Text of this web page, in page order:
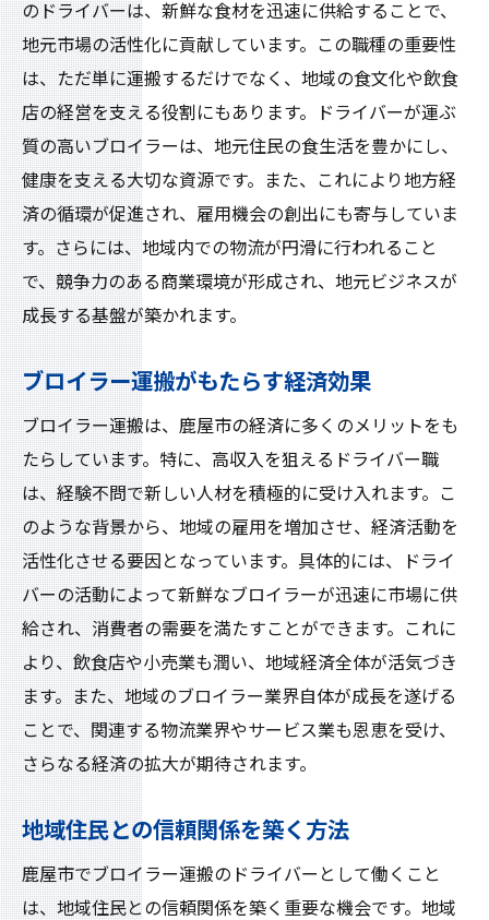
のドライバーは、新鮮な食材を迅速に供給することで、
地元市場の活性化に貢献しています。この職種の重要性
は、ただ単に運搬するだけでなく、地域の食文化や飲食
店の経営を支える役割にもあります。ドライバーが運ぶ
質の高いブロイラーは、地元住民の食生活を豊かにし、
健康を支える大切な資源です。また、これにより地方経
済の循環が促進され、雇用機会の創出にも寄与していま
す。さらには、地域内での物流が円滑に行われること
で、競争力のある商業環境が形成され、地元ビジネスが
成長する基盤が築かれます。
ブロイラー運搬がもたらす経済効果
ブロイラー運搬は、鹿屋市の経済に多くのメリットをも
たらしています。特に、高収入を狙えるドライバー職
は、経験不問で新しい人材を積極的に受け入れます。こ
のような背景から、地域の雇用を増加させ、経済活動を
活性化させる要因となっています。具体的には、ドライ
バーの活動によって新鮮なブロイラーが迅速に市場に供
給され、消費者の需要を満たすことができます。これに
より、飲食店や小売業も潤い、地域経済全体が活気づき
ます。また、地域のブロイラー業界自体が成長を遂げる
ことで、関連する物流業界やサービス業も恩恵を受け、
さらなる経済の拡大が期待されます。
地域住民との信頼関係を築く方法
鹿屋市でブロイラー運搬のドライバーとして働くこと
は、地域住民との信頼関係を築く重要な機会です。地域